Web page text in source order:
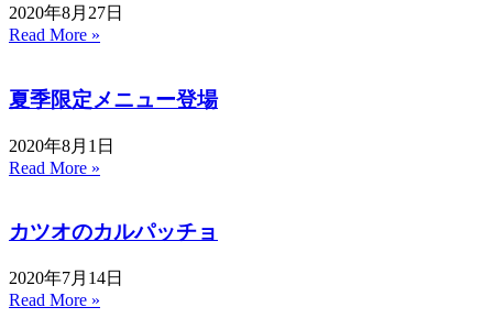
2020年8月27日
Read More »
夏季限定メニュー登場
2020年8月1日
Read More »
カツオのカルパッチョ
2020年7月14日
Read More »